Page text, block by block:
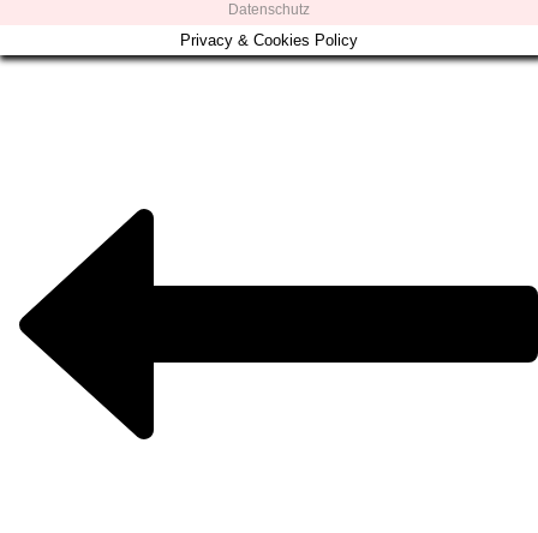
Datenschutz
Privacy & Cookies Policy